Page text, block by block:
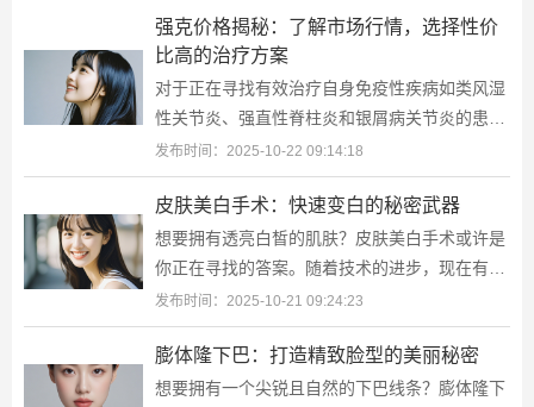
强克价格揭秘：了解市场行情，选择性价
比高的治疗方案
对于正在寻找有效治疗自身免疫性疾病如类风湿
性关节炎、强直性脊柱炎和银屑病关节炎的患者
来说，强克（Recombinant Human TNF
Receptor-Ig Fusion Protein for Injection）是一
个备受关注的名字
发布时间：2025-10-22 09:14:18
皮肤美白手术：快速变白的秘密武器
想要拥有透亮白皙的肌肤？皮肤美白手术或许是
你正在寻找的答案。随着技术的进步，现在有多
种方法可以帮助你实现这一愿望。但在此之前，
请先了解不同类型的美白手术、它们的
发布时间：2025-10-21 09:24:23
膨体隆下巴：打造精致脸型的美丽秘密
想要拥有一个尖锐且自然的下巴线条？膨体隆下